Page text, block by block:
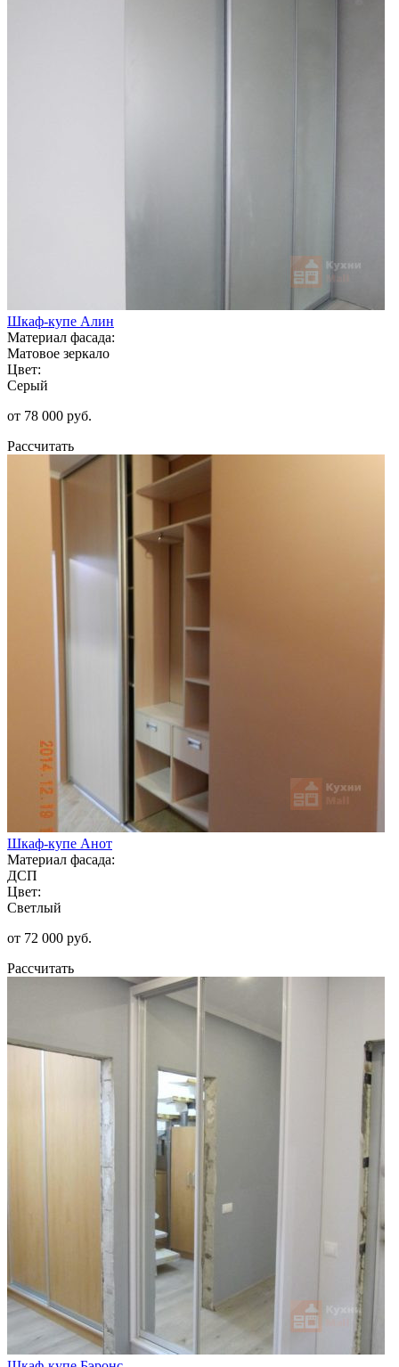
Шкаф-купе Алин
Материал фасада:
Матовое зеркало
Цвет:
Серый
от 78 000 руб.
Рассчитать
Шкаф-купе Анот
Материал фасада:
ДСП
Цвет:
Светлый
от 72 000 руб.
Рассчитать